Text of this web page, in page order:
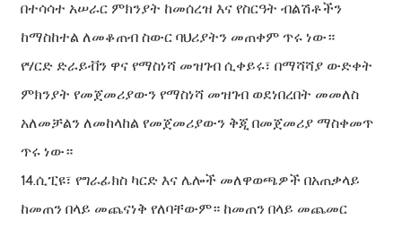
በተሳሳተ አሠራር ምክንያት ከመሰረዝ እና የስርዓት ብልሽቶችን
ከማስከተል ለመቆጠብ ስውር ባህሪያትን መጠቀም ጥሩ ነው።
የሃርድ ድራይቭን ዋና የማስነሻ መዝገብ ሲቀይሩ፣ በማሻሻያ ውድቀት
ምክንያት የመጀመሪያውን የማስነሻ መዝገብ ወደነበረበት መመለስ
አለመቻልን ለመከላከል የመጀመሪያውን ቅጂ በመጀመሪያ ማስቀመጥ
ጥሩ ነው።
14.ሲፒዩ፣ የግራፊክስ ካርድ እና ሌሎች መለዋወጫዎች በአጠቃላይ
ከመጠን በላይ መጨናነቅ የለባቸውም። ከመጠን በላይ መጨመር